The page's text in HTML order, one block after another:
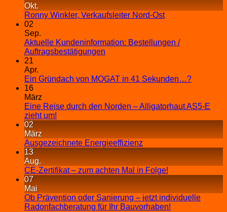
Okt.
Ronny Winkler, Verkaufsleiter Nord-Ost
02
Sep.
Aktuelle Kundeninformation: Bestellungen /
Auftragsbestätigungen
21
Apr.
Ein Gründach von MOGAT in 41 Sekunden…?
16
März
Eine Reise durch den Norden – Alligatorhaut AS5-E
zieht um!
02
März
Ausgezeichnete Energieeffizienz
13
Aug.
CE-Zertifikat – zum achten Mal in Folge!
07
Mai
Ob Prävention oder Sanierung – jetzt individuelle
Radonfachberatung für Ihr Bauvorhaben!